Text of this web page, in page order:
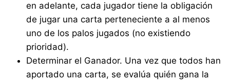
en adelante, cada jugador tiene la obligación
de jugar una carta perteneciente a al menos
uno de los palos jugados (no existiendo
prioridad).
Determinar el Ganador. Una vez que todos han
aportado una carta, se evalúa quién gana la